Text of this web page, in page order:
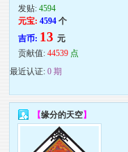
发贴:4594
元宝: 4594个
吉币: 13元
贡献值:44539 点
最近认证:0 期
【缘分的天空】